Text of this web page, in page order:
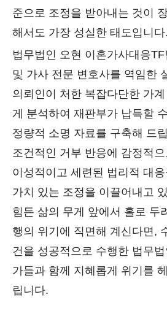
준으로 조정을 받아내는 것이
해서도 가장 성실한 태도입니다.
법무법인 오현 이혼가사대응
및 가사 전문 변호사를 역임한
의뢰인이 처한 복잡다단한 가
게 분석하여 재판부가 납득할
정량적 소명 자료를 구축해 드
조건적인 거부 반응에 감정적
이성적이고 세련된 법리적 대
가치 있는 조정을 이끌어내고
힘든 삶의 무게 앞에서 홀로 두
행의 위기에 직면해 계신다면,
건을 성공적으로 수행한 법무
가들과 함께 지혜롭게 위기를
립니다.